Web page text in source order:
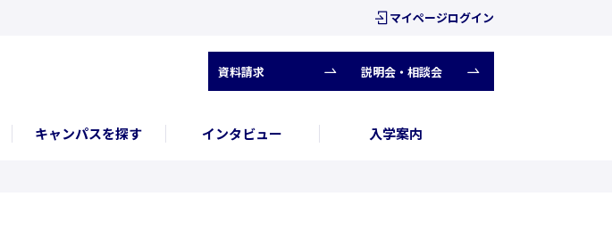
マイページログイン
資料請求 説明会・相談会
キャンパスを探す インタビュー 入学案内